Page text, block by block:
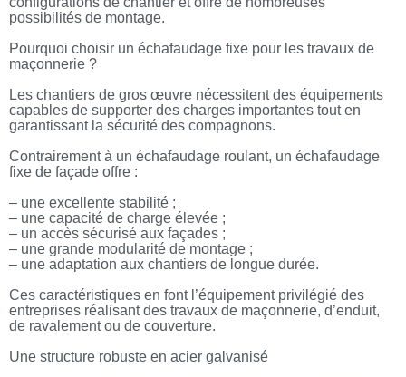
possibilités de montage.
Pourquoi choisir un échafaudage fixe pour les travaux de
maçonnerie ?
Les chantiers de gros œuvre nécessitent des équipements
capables de supporter des charges importantes tout en
garantissant la sécurité des compagnons.
Contrairement à un échafaudage roulant, un échafaudage
fixe de façade offre :
– une excellente stabilité ;
– une capacité de charge élevée ;
– un accès sécurisé aux façades ;
– une grande modularité de montage ;
– une adaptation aux chantiers de longue durée.
Ces caractéristiques en font l’équipement privilégié des
entreprises réalisant des travaux de maçonnerie, d’enduit,
de ravalement ou de couverture.
Une structure robuste en acier galvanisé